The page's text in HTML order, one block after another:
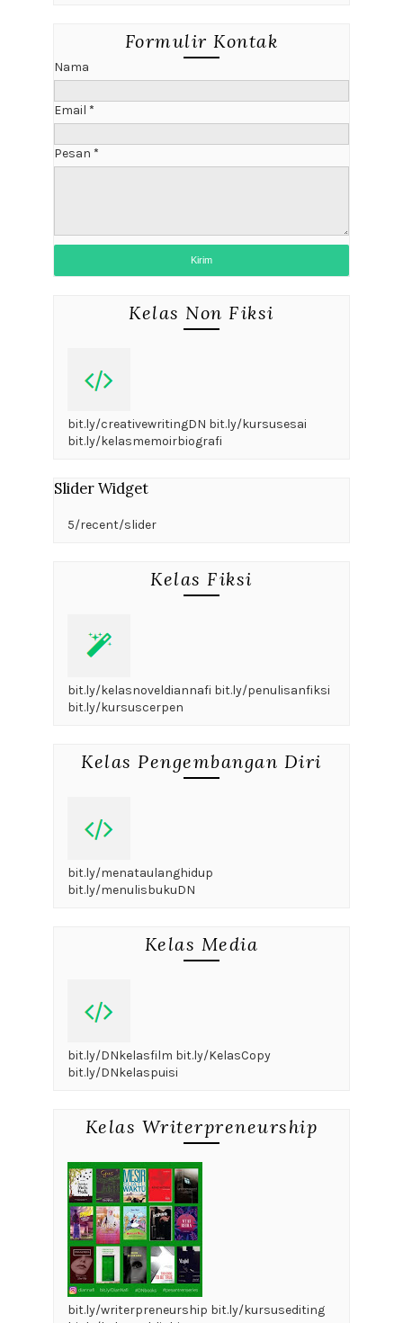
Formulir Kontak
Nama
Email *
Pesan *
Kelas Non Fiksi
bit.ly/creativewritingDN bit.ly/kursusesai
bit.ly/kelasmemoirbiografi
Slider Widget
5/recent/slider
Kelas Fiksi
bit.ly/kelasnoveldiannafi bit.ly/penulisanfiksi
bit.ly/kursuscerpen
Kelas Pengembangan Diri
bit.ly/menataulanghidup
bit.ly/menulisbukuDN
Kelas Media
bit.ly/DNkelasfilm bit.ly/KelasCopy
bit.ly/DNkelaspuisi
Kelas Writerpreneurship
bit.ly/writerpreneurship bit.ly/kursusediting